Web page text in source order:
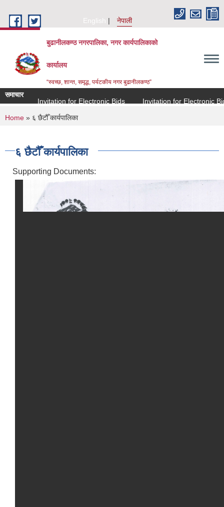
English
नेपाली
बुढानीलकण्ठ नगरपालिका, नगर कार्यपालिकाको
कार्यालय
“स्वच्छ, शान्त, समृद्ध, पर्यटकीय नगर बुढानीलकण्ठ”
समाचार
Invitation for Electronic Bids
Invitation for Electronic Bids
You are here
Home » ६ छैटौँ कार्यपालिका
६ छैटौँ कार्यपालिका
Supporting Documents: